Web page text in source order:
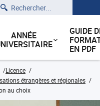
ANNÉE
GUIDE
EN PDF
Licence
étrangères et régionales
au choix